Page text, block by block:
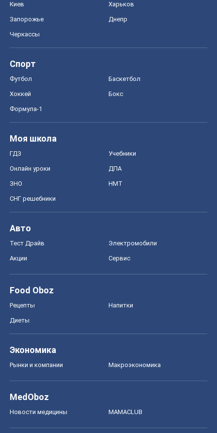
Киев Харьков
Запорожье Днепр
Черкассы
Спорт
Футбол Баскетбол
Хоккей Бокс
Формула-1
Моя школа
ГДЗ Учебники
Онлайн уроки ДПА
ЗНО НМТ
СНГ решебники
Авто
Тест Драйв Электромобили
Акции Сервис
Food Oboz
Рецепты Напитки
Диеты
Экономика
Рынки и компании Mакроэкономика
MedOboz
Новости медицины MAMACLUB